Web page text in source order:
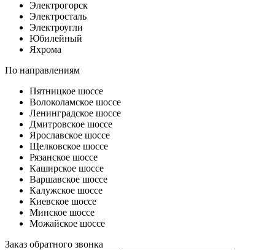
Электрогорск
Электросталь
Электроугли
Юбилейный
Яхрома
По направлениям
Пятницкое шоссе
Волоколамское шоссе
Ленинградское шоссе
Дмитровское шоссе
Ярославское шоссе
Щелковское шоссе
Рязанское шоссе
Каширское шоссе
Варшавское шоссе
Калужское шоссе
Киевское шоссе
Минское шоссе
Можайское шоссе
Заказ обратного звонка